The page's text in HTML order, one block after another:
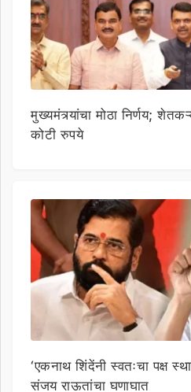
मुख्यमंत्र्यांचा मोठा निर्णय;
कोटी रुपये
‘एकनाथ शिंदेंनी स्वतःचा पक्ष
संजय राऊतांचा घणाघात